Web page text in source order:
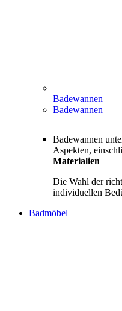
Badewannen
Badewannen
Badewannen
Aspekten,
Materialien
Die Wahl der
individuellen
Badmöbel